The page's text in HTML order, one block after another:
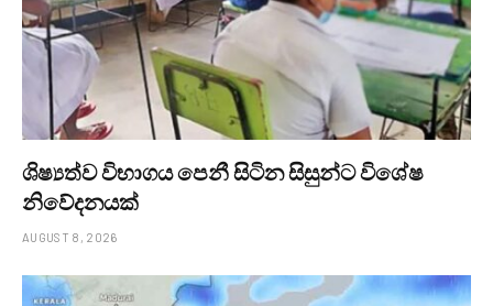
ශිෂ්‍යත්ව විභාගය පෙනී සිටින සිසුන්ට විශේෂ
නිවේදනයක්
AUGUST 8, 2026